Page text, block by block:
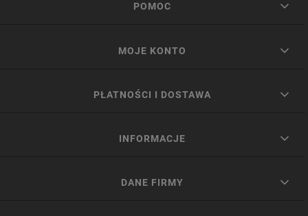
POMOC
MOJE KONTO
PŁATNOŚCI I DOSTAWA
INFORMACJE
DANE FIRMY